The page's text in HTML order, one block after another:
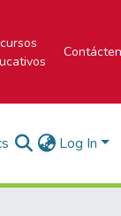
Log In